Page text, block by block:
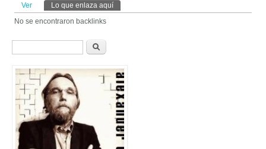
Solapas principales
Ver Lo que enlaza aquí
No se encontraron backlinks
Formulario de búsqueda